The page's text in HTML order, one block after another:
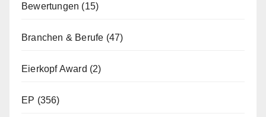
Bewertungen (15)
Branchen & Berufe (47)
Eierkopf Award (2)
EP (356)